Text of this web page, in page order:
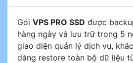
Gói VPS PRO SSD được
hàng ngày và lưu trữ trong 5
giao diện quản lý dịch vụ,
dàng restore toàn bộ dữ liệu